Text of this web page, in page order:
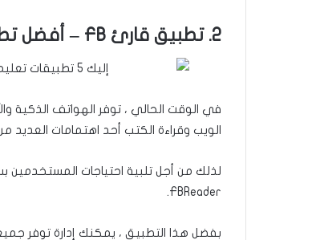
2. تطبيق قارئ FB – أفضل تطبيقات تعليمية للأندرويد
في الوقت الحالي ، توفر الهواتف الذكية
الويب وقراءة الكتب أحد اهتمامات العديد
لذلك من أجل تلبية احتياجات المستخدمين
FBReader.
بفضل هذا التطبيق ، يمكنك إدارة توفر